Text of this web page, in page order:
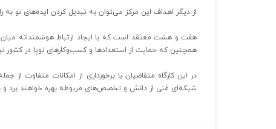
از دیگر اهداف این مرکز می‌توان به تبدیل کردن ایده‌های نو به
هفت و هشت معتقد است که با ایجاد ارتباط هوشمندانه میان
همچنین که حمایت از استعدادها و کسب‌وکارهای نوپا در کشور
در این کارگاه متقاضیان با برخورداری از امکانات متفاوت از
شبکه‌ای غنی از دانش و تخصص‌های مربوطه بهره خواهند برد و